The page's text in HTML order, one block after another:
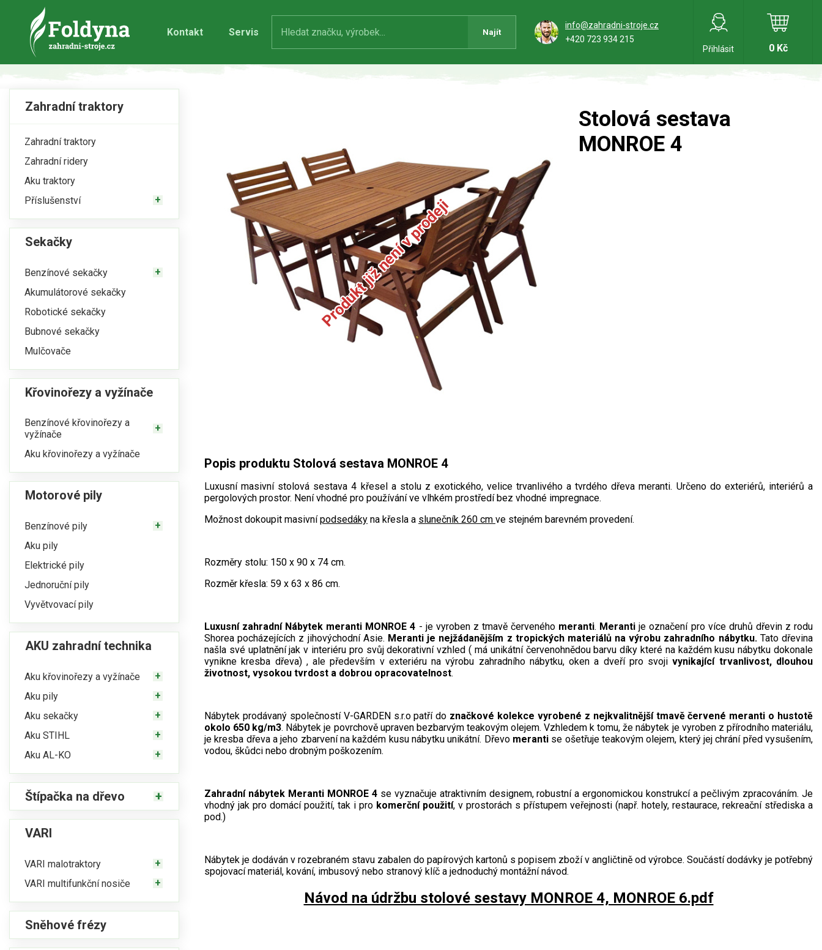
Kontakt Servis Najít
info@zahradni-stroje.cz
+420 723 934 215
Přihlásit
0 Kč
Zahradní traktory
Zahradní traktory
Zahradní ridery
Aku traktory
Příslušenství
Sekačky
Benzínové sekačky
Akumulátorové sekačky
Robotické sekačky
Bubnové sekačky
Mulčovače
Křovinořezy a vyžínače
Benzínové křovinořezy a
vyžínače
Aku křovinořezy a vyžínače
Motorové pily
Benzínové pily
Aku pily
Elektrické pily
Jednoruční pily
Vyvětvovací pily
AKU zahradní technika
Aku křovinořezy a vyžínače
Aku pily
Aku sekačky
Aku STIHL
Aku AL-KO
Štípačka na dřevo
VARI
VARI malotraktory
VARI multifunkční nosiče
Sněhové frézy
Produkt již není v prodeji
Stolová sestava
MONROE 4
Popis produktu Stolová sestava MONROE 4
Luxusní masivní stolová sestava 4 křesel a stolu z exotického, velice trvanlivého a tvrdého dřeva meranti. Určeno do exteriérů, interiérů a
pergolových prostor. Není vhodné pro používání ve vlhkém prostředí bez vhodné impregnace.
Možnost dokoupit masivnípodsedáky na křesla a slunečník 260 cm ve stejném barevném provedení.
Rozměry stolu: 150 x 90 x 74 cm.
Rozměr křesla: 59 x 63 x 86 cm.
Luxusní zahradní Nábytek meranti MONROE 4 - je vyroben z tmavě červeného meranti. Meranti je označení pro více druhů dřevin z rodu
Shorea pocházejících z jihovýchodní Asie. Meranti je nejžádanějším z tropických materiálů na výrobu zahradního nábytku.Tato dřevina
našla své uplatnění jak v interiéru pro svůj dekorativní vzhled ( má unikátní červenohnědou barvu díky které na každém kusu nábytku dokonale
vynikne kresba dřeva) , ale především v exteriéru na výrobu zahradního nábytku, oken a dveří pro svojivynikající trvanlivost, dlouhou
životnost, vysokou tvrdost a dobrou opracovatelnost.
Nábytek prodávaný společností V-GARDEN s.r.o patří do značkové kolekce vyrobené z nejkvalitnější tmavě červené meranti o hustotě
okolo 650 kg/m3. Nábytek je povrchově upraven bezbarvým teakovým olejem. Vzhledem k tomu, že nábytek je vyroben z přírodního materiálu,
je kresba dřeva a jeho zbarvení na každém kusu nábytku unikátní. Dřevo meranti se ošetřuje teakovým olejem, který jej chrání před vysušením,
vodou, škůdci nebo drobným poškozením.
Zahradní nábytek Meranti MONROE 4se vyznačuje atraktivním designem, robustní a ergonomickou konstrukcí a pečlivým zpracováním. Je
vhodný jak pro domácí použití, tak i pro komerční použití, v prostorách s přístupem veřejnosti (např. hotely, restaurace, rekreační střediska a
pod.)
Nábytek je dodáván v rozebraném stavu zabalen do papírových kartonů s popisem zboží v angličtině od výrobce. Součástí dodávky je potřebný
spojovací materiál, kování, imbusový nebo stranový klíč a jednoduchý montážní návod.
Návod na údržbu stolové sestavy MONROE 4, MONROE 6.pdf